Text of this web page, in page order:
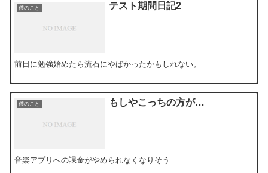
僕のこと テスト期間日記2
前日に勉強始めたら流石にやばかったかもしれない。
僕のこと もしやこっちの方が…
音楽アプリへの課金がやめられなくなりそう